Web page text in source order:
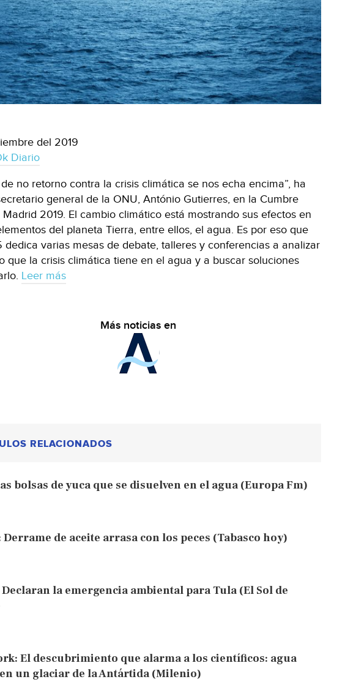
del 2019
Diario
de no retorno contra la crisis climática se nos echa encima”, ha
general de la ONU, António Gutierres, en la Cumbre
2019. El cambio climático está mostrando sus efectos en
del planeta Tierra, entre ellos, el agua. Es por eso que
dedica varias mesas de debate, talleres y conferencias a analizar
que la crisis climática tiene en el agua y a buscar soluciones
Leer más
Más noticias en
RELACIONADOS
bolsas de yuca que se disuelven en el agua (Europa Fm)
Derrame de aceite arrasa con los peces (Tabasco hoy)
la emergencia ambiental para Tula (El Sol de
El descubrimiento que alarma a los científicos: agua
un glaciar de la Antártida (Milenio)